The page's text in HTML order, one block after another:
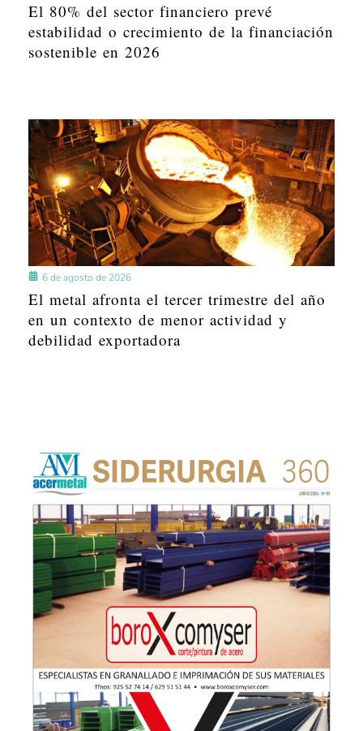
El 80% del sector financiero prevé
estabilidad o crecimiento de la financiación
sostenible en 2026
6 de agosto de 2026
El metal afronta el tercer trimestre del año
en un contexto de menor actividad y
debilidad exportadora